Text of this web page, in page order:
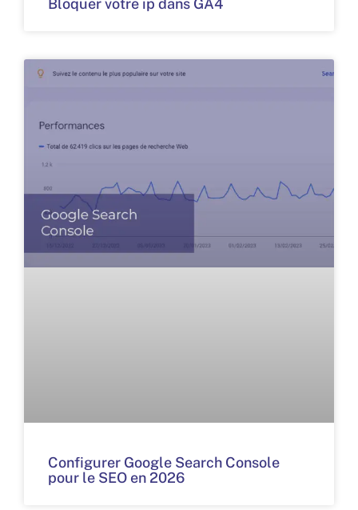
Bloquer votre ip dans GA4
Configurer Google Search Console
pour le SEO en 2026